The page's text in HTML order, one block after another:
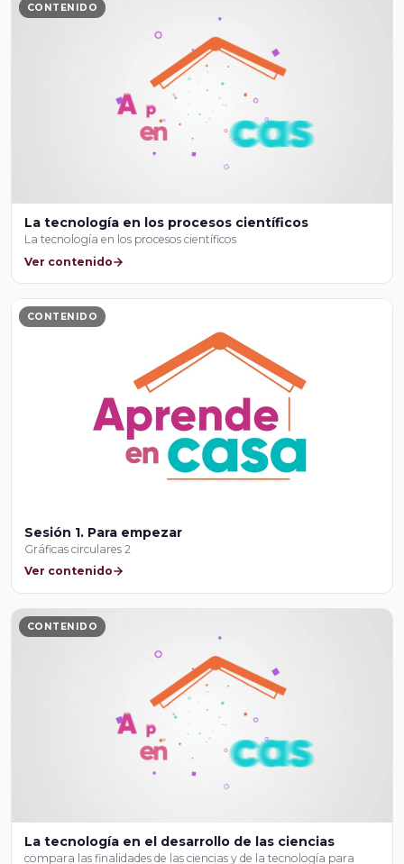
CONTENIDO
La tecnología en los procesos científicos
La tecnología en los procesos científicos
Ver contenido
CONTENIDO
Sesión 1. Para empezar
Gráficas circulares 2
Ver contenido
CONTENIDO
La tecnología en el desarrollo de las ciencias
compara las finalidades de las ciencias y de la tecnología para